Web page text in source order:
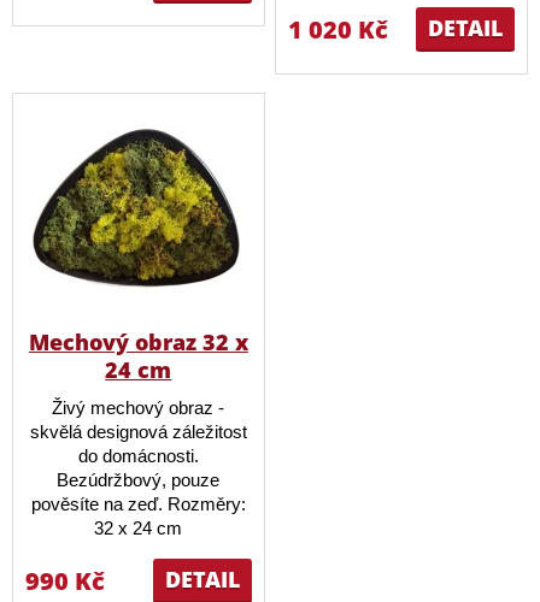
DETAIL
1 020 Kč
Mechový obraz 32 x
24 cm
Živý mechový obraz -
skvělá designová záležitost
do domácnosti.
Bezúdržbový, pouze
pověsíte na zeď. Rozměry:
32 x 24 cm
DETAIL
990 Kč